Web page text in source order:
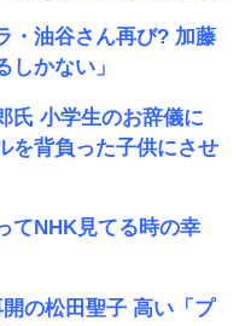
・油谷さん再び? 加藤
かない」
氏 小学生のお辞儀に
を背負った子供にさせ
てNHK見てる時の幸
の松田聖子 高い「プ